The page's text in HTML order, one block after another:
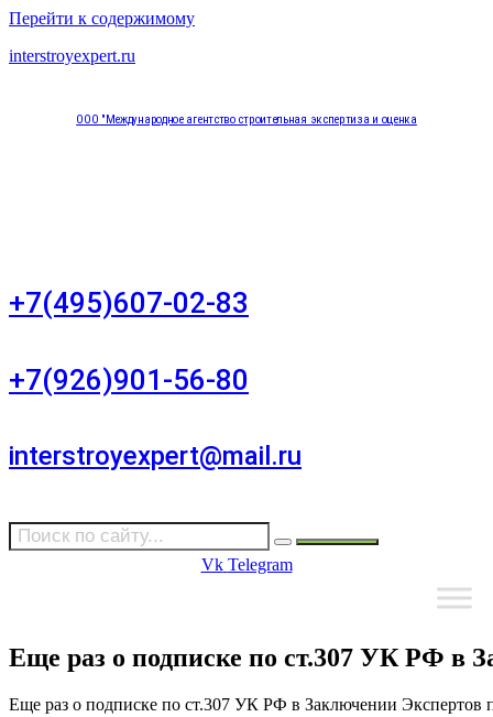
Перейти к содержимому
interstroyexpert.ru
ООО "Международное агентство строительная экспертиза и оценка
+7(495)607-02-83
+7(926)901-56-80
interstroyexpert@mail.ru
Vk Telegram
Еще раз о подписке по ст.307 УК РФ в
Еще раз о подписке по ст.307 УК РФ в Заключении